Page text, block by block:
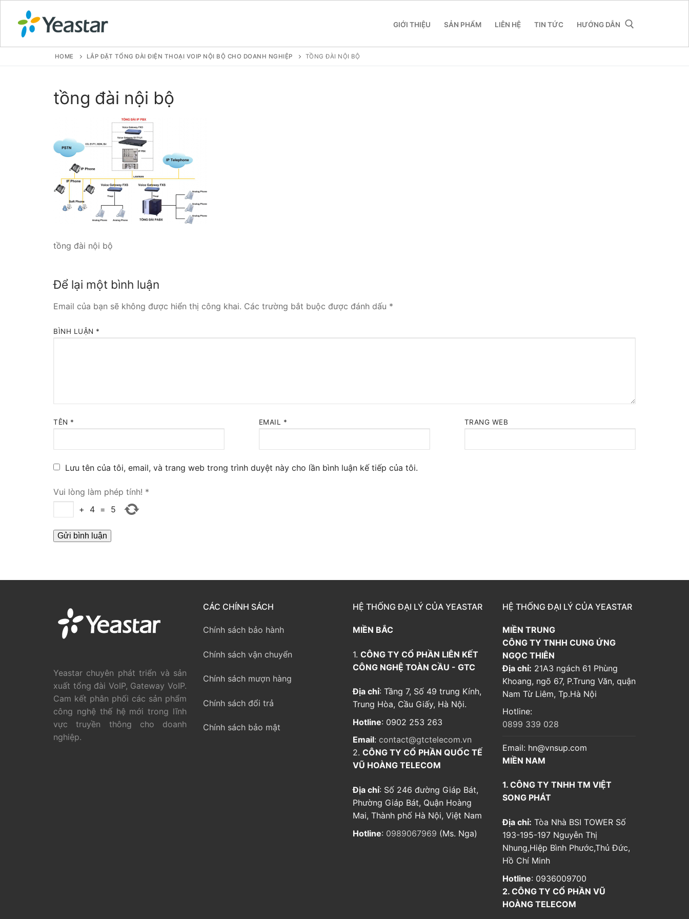
GIỚI THIỆU SẢN PHẨM LIÊN HỆ TIN TỨC HƯỚNG DẪN
GIỚI THIỆU
Tổng đài VoIP Yeastar S412
Tổng đài VoIP Yeastar S20
Tổng đài VoIP Yeastar S50
Tổng đài VoIP Yeastar S100
IPPBX FOR LARGE ENTERPRISES
Tổng đài Yeastar K2
FXO VoIP Gateway
VoIP GSM / 3G / 4G Gateways
E1 / T1 / PRI VoIP Gateway
PRI VoIP Gateway TE100
HƯỚNG DẪN
HOME LẮP ĐẶT TỔNG ĐÀI ĐIỆN THOẠI VOIP NỘI BỘ CHO DOANH NGHIỆP TỒNG ĐÀI NỘI BỘ
tồng đài nội bộ
tồng đài nội bộ
Để lại một bình luận
Email của bạn sẽ không được hiển thị công khai. Các trường bắt buộc được đánh dấu *
BÌNH LUẬN *
TÊN * EMAIL * TRANG WEB
Lưu tên của tôi, email, và trang web trong trình duyệt này cho lần bình luận kế tiếp của tôi.
Vui lòng làm phép tính! *
+
4 = 5
Yeastar chuyên phát triển và sản
xuất tổng đài VoIP, Gateway VoIP.
Cam kết phân phối các sản phẩm
công nghệ thế hệ mới trong lĩnh
vực truyền thông cho doanh
nghiệp.
CÁC CHÍNH SÁCH
Chính sách bảo hành
Chính sách vận chuyển
Chính sách mượn hàng
Chính sách đổi trả
Chính sách bảo mật
HỆ THỐNG ĐẠI LÝ CỦA YEASTAR
MIỀN BẮC
1. CÔNG TY CỔ PHẦN LIÊN KẾT
CÔNG NGHỆ TOÀN CẦU - GTC
Địa chỉ: Tầng 7, Số 49 trung Kính,
Trung Hòa, Cầu Giấy, Hà Nội.
Hotline: 0902 253 263
Email: contact@gtctelecom.vn
2. CÔNG TY CỔ PHẦN QUỐC TẾ
VŨ HOÀNG TELECOM
Địa chỉ: Số 246 đường Giáp Bát,
Phường Giáp Bát, Quận Hoàng
Mai, Thành phố Hà Nội, Việt Nam
Hotline: 0989067969 (Ms. Nga)
HỆ THỐNG ĐẠI LÝ CỦA YEASTAR
MIỀN TRUNG
CÔNG TY TNHH CUNG ỨNG
NGỌC THIÊN
Địa chỉ: 21A3 ngách 61 Phùng
Khoang, ngõ 67, P.Trung Văn, quận
Nam Từ Liêm, Tp.Hà Nội
Hotline:
0899 339 028
Email: hn@vnsup.com
MIỀN NAM
1. CÔNG TY TNHH TM VIỆT
SONG PHÁT
Địa chỉ: Tòa Nhà BSI TOWER Số
193-195-197 Nguyễn Thị
Nhung,Hiệp Bình Phước,Thủ Đức,
Hồ Chí Minh
Hotline: 0936009700
2. CÔNG TY CỔ PHẦN VŨ
HOÀNG TELECOM